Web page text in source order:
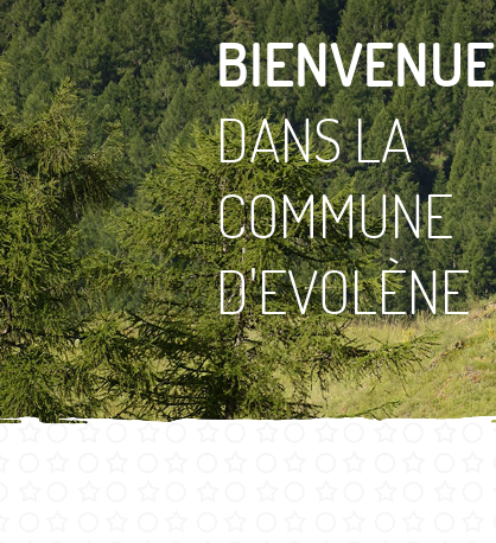
BIENVENUE
DANS LA
COMMUNE
D'EVOLÈNE
LA COMMUNE D'EVOLÈNE
Bienvenue
Présentation
Villages
Galerie d'images
Actualités
Historique
CULTURE ET PATRIMOINE